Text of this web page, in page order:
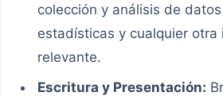
colección y análisis de
estadísticas y cualquier otra
relevante.
Escritura y Presentación: